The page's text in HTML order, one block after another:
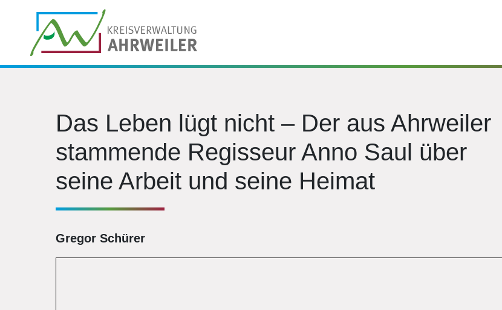
Das Leben lügt nicht – Der aus Ahrweiler
stammende Regisseur Anno Saul über
seine Arbeit und seine Heimat
Gregor Schürer